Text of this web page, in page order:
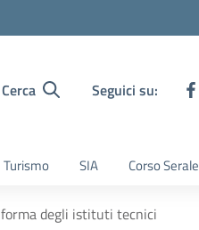
Cerca Seguici su:
Turismo SIA Corso Serale
degli istituti tecnici